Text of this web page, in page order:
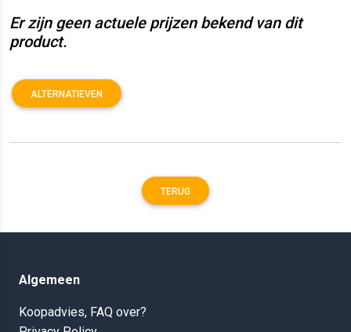
Er zijn geen actuele prijzen bekend van dit
product.
ALTERNATIEVEN
TERUG
Algemeen
Koopadvies, FAQ over?